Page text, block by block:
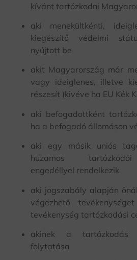
kívánt tartózkodni
aki menekültkénti,
kiegészítő védelmi
nyújtott be
akit Magyarország már
vagy ideiglenes, illetve
részesít (kivéve ha EU Kék
aki befogadottként
ha a befogadó állomáson
aki egy másik uniós
huzamos
engedéllyel rendelkezik
aki jogszabály alapján
végezhető
tevékenység tartózkodási
akinek a tartózkodás
folytatása